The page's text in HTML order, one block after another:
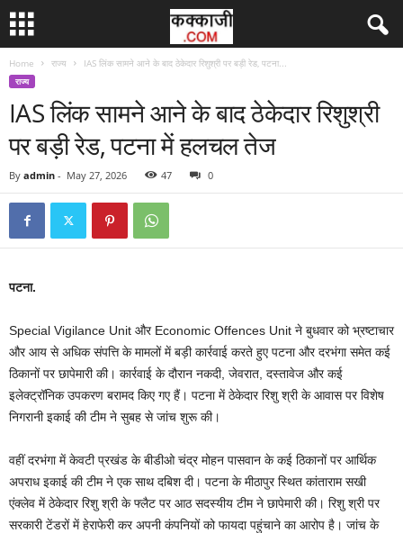
Home राज्य IAS लिंक सामने आने के बाद ठेकेदार रिशुश्री पर बड़ी रेड, पटना...
राज्य
IAS लिंक सामने आने के बाद ठेकेदार रिशुश्री
पर बड़ी रेड, पटना में हलचल तेज
By admin - May 27, 2026 47 0
पटना.
Special Vigilance Unit और Economic Offences Unit ने बुधवार को भ्रष्टाचार
और आय से अधिक संपत्ति के मामलों में बड़ी कार्रवाई करते हुए पटना और दरभंगा समेत कई
ठिकानों पर छापेमारी की। कार्रवाई के दौरान नकदी, जेवरात, दस्तावेज और कई
इलेक्ट्रॉनिक उपकरण बरामद किए गए हैं। पटना में ठेकेदार रिशु श्री के आवास पर विशेष
निगरानी इकाई की टीम ने सुबह से जांच शुरू की।
वहीं दरभंगा में केवटी प्रखंड के बीडीओ चंद्र मोहन पासवान के कई ठिकानों पर आर्थिक
अपराध इकाई की टीम ने एक साथ दबिश दी। पटना के मीठापुर स्थित कांताराम सखी
एंक्लेव में ठेकेदार रिशु श्री के फ्लैट पर आठ सदस्यीय टीम ने छापेमारी की। रिशु श्री पर
सरकारी टेंडरों में हेराफेरी कर अपनी कंपनियों को फायदा पहुंचाने का आरोप है। जांच के